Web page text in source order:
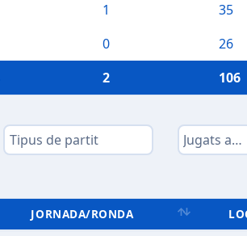
1 35
0 26
2 106
JORNADA/RONDA